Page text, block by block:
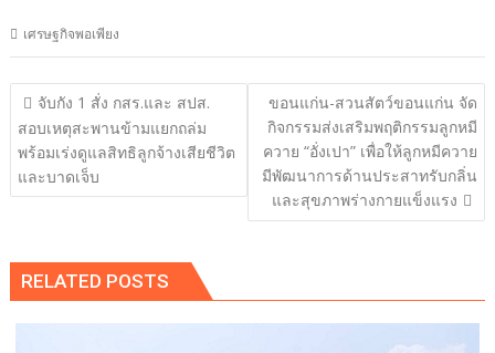
เศรษฐกิจพอเพียง
แนะแนว
เรื่อง
จับกัง 1 สั่ง กสร.และ สปส.
สอบเหตุสะพานข้ามแยกถล่ม
พร้อมเร่งดูแลสิทธิลูกจ้างเสียชีวิต
และบาดเจ็บ
ขอนแก่น-สวนสัตว์ขอนแก่น จัด
กิจกรรมส่งเสริมพฤติกรรมลูกหมี
ควาย “อั่งเปา” เพื่อให้ลูกหมีควาย
มีพัฒนาการด้านประสาทรับกลิ่น
และสุขภาพร่างกายแข็งแรง
RELATED POSTS